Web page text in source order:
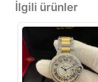
İlgili ürünler